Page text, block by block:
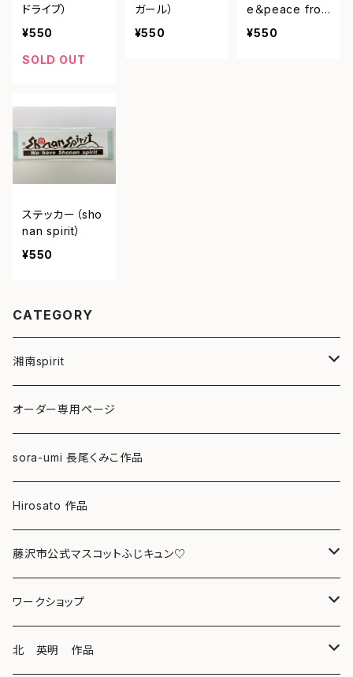
ドライブ）
¥550
SOLD OUT
ガール）
¥550
e＆peace from
shonan）
¥550
ステッカー（sho
nan spirit）
¥550
CATEGORY
湘南spirit
ポストカード
グリーティングカード
クリアファイル
マグカップ
スマホケース
キーホルダー
オーダー専用ページ
sora-umi 長尾くみこ作品
Hirosato 作品
藤沢市公式マスコットふじキュン♡
クリアファイル
ボールペン
ワークショップ
海レジンアートボード
北 英明 作品